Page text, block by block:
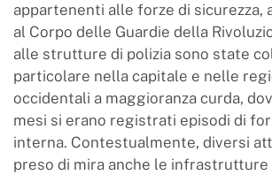
appartenenti alle forze di sicurezza,
al Corpo delle Guardie della
alle strutture di polizia sono state
particolare nella capitale e nelle
occidentali a maggioranza curda,
mesi si erano registrati episodi di
interna. Contestualmente, diversi
preso di mira anche le infrastrutture